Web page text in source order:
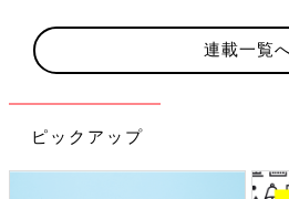
連載一覧
ピックアップ